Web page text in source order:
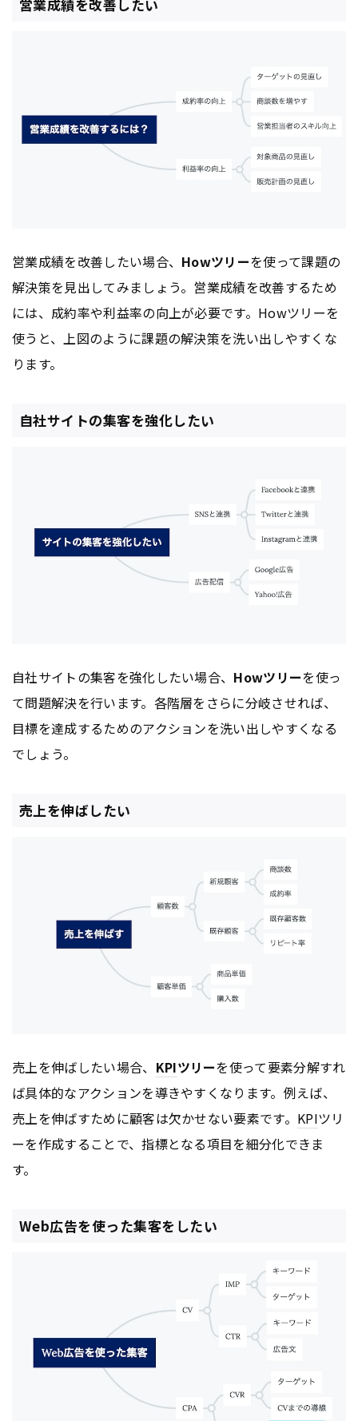
営業成績を改善したい
営業成績を改善したい場合、 Howツリーを使って課題の
解決策を見出してみましょう。営業成績を改善するため
には、成約率や利益率の向上が必要です。Howツリーを
使うと、上図のように課題の解決策を洗い出しやすくな
ります。
自社サイトの集客を強化したい
自社サイトの集客を強化したい場合、 Howツリーを使っ
て問題解決を行います。各階層をさらに分岐させれば、
目標を達成するためのアクションを洗い出しやすくなる
でしょう。
売上を伸ばしたい
売上を伸ばしたい場合、 KPIツリーを使って要素分解すれ
ば具体的なアクションを導きやすくなります。例えば、
売上を伸ばすために顧客は欠かせない要素です。 KPIツリ
ーを作成することで、指標となる項目を細分化できま
す。
Web広告を使った集客をしたい